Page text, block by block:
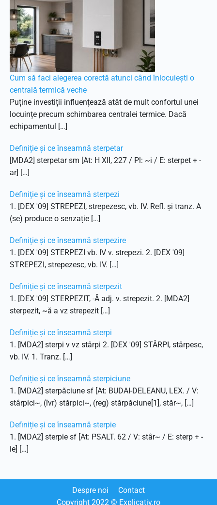
Cum să faci alegerea corectă atunci când înlocuiești o
centrală termică veche
Puține investiții influențează atât de mult confortul unei
locuințe precum schimbarea centralei termice. Dacă
echipamentul […]
Definiție și ce înseamnă sterpetar
[MDA2] sterpetar sm [At: H XII, 227 / Pl: ~i / E: sterpet + -
ar] […]
Definiție și ce înseamnă sterpezi
1. [DEX '09] STREPEZI, strepezesc, vb. IV. Refl. și tranz. A
(se) produce o senzație […]
Definiție și ce înseamnă sterpezire
1. [DEX '09] STERPEZI vb. IV v. strepezi. 2. [DEX '09]
STREPEZI, strepezesc, vb. IV. […]
Definiție și ce înseamnă sterpezit
1. [DEX '09] STERPEZIT, -Ă adj. v. strepezit. 2. [MDA2]
sterpezit, ~ă a vz strepezit […]
Definiție și ce înseamnă sterpi
1. [MDA2] sterpi v vz stârpi 2. [DEX '09] STÂRPI, stârpesc,
vb. IV. 1. Tranz. […]
Definiție și ce înseamnă sterpiciune
1. [MDA2] sterpăciune sf [At: BUDAI-DELEANU, LEX. / V:
stârpici~, (îvr) stărpici~, (reg) stărpăciune[1], stăr~, […]
Definiție și ce înseamnă sterpie
1. [MDA2] sterpie sf [At: PSALT. 62 / V: stâr~ / E: sterp + -
ie] […]
Despre noi
Contact
Copyright 2022 © Explicativ.ro